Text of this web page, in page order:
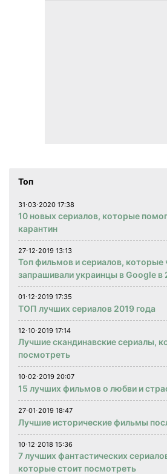
Топ
31⋅03⋅2020 17:38
10 новых сериалов, которые
карантин
27⋅12⋅2019 13:13
Топ фильмов и сериалов, которые
запрашивали украинцы в Google в
01⋅12⋅2019 17:35
ТОП лучших сериалов 2019 года
12⋅10⋅2019 17:14
Лучшие скандинавские сериалы,
посмотреть
10⋅02⋅2019 20:07
15 лучших фильмов о любви и
27⋅01⋅2019 18:47
Лучшие исторические фильмы
10⋅12⋅2018 15:36
7 лучших фантастических
которые стоит посмотреть